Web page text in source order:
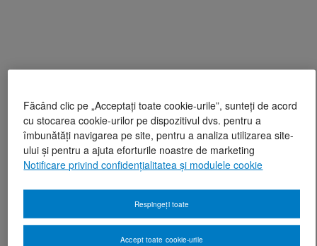
Făcând clic pe „Acceptați toate cookie-urile”, sunteți de acord
cu stocarea cookie-urilor pe dispozitivul dvs. pentru a
îmbunătăți navigarea pe site, pentru a analiza utilizarea site-
ului și pentru a ajuta eforturile noastre de marketing
Notificare privind confidențialitatea și modulele cookie
Respingeți toate
Accept toate cookie-urile